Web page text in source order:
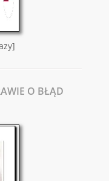
O BŁĄD